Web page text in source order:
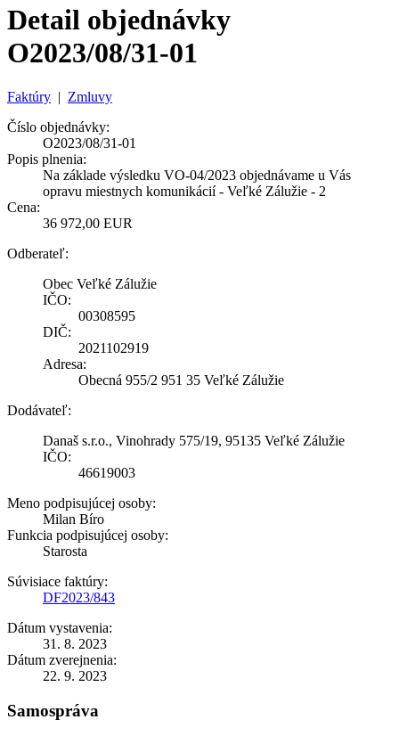
Detail objednávky
O2023/08/31-01
Faktúry | Zmluvy
Číslo objednávky:
O2023/08/31-01
Popis plnenia:
Na základe výsledku VO-04/2023 objednávame u Vás
opravu miestnych komunikácií - Veľké Zálužie - 2
Cena:
36 972,00 EUR
Odberateľ:
Obec Veľké Zálužie
IČO:
00308595
DIČ:
2021102919
Adresa:
Obecná 955/2 951 35 Veľké Zálužie
Dodávateľ:
Današ s.r.o., Vinohrady 575/19, 95135 Veľké Zálužie
IČO:
46619003
Meno podpisujúcej osoby:
Milan Bíro
Funkcia podpisujúcej osoby:
Starosta
Súvisiace faktúry:
DF2023/843
Dátum vystavenia:
31. 8. 2023
Dátum zverejnenia:
22. 9. 2023
Samospráva